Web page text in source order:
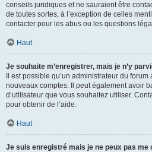
conseils juridiques et ne sauraient être
de toutes sortes, à l’exception de celles
contacter pour les abus ou les questions
Haut
Je souhaite m’enregistrer, mais je n’y
Il est possible qu’un administrateur du
nouveaux comptes. Il peut également avoir
d’utilisateur que vous souhaitez utiliser.
pour obtenir de l’aide.
Haut
Je suis enregistré mais je ne peux pas me